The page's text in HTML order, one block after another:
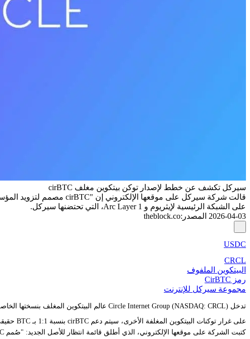
سيركل تكشف عن خطط لإصدار توكن بيتكوين مغلف cirBTC
على الشبكة الرئيسية لإيثريوم و Arc Layer 1، التي تحتضنها سيركل.
2026-04-03 المصدر :
theblock.co
USDC
CRCL
البيتكوين الملفوف
رمز CirBTC
مجموعة سيركل للإنترنت
تدخل Circle Internet Group (NASDAQ: CRCL) عالم البيتكوين المغلف بنسختها الخاصة التي أطلقت عليها اسم cirBTC، وفقًا
على غرار توكنات البيتكوين المغلفة الأخرى، سيتم دعم cirBTC بنسبة 1:1 بـ BTC حقيقي ومصمم لتوفير فائدة أكبر للعملة المشفرة الأولى والأكبر.
كتبت الشركة على موقعها الإلكتروني، الذي أطلق قائمة انتظار للأصل الجديد: "صُمم cirBTC لتزويد المؤسسات بنسخة آمنة ومحايدة للغاية من البيتكوين المغلف".